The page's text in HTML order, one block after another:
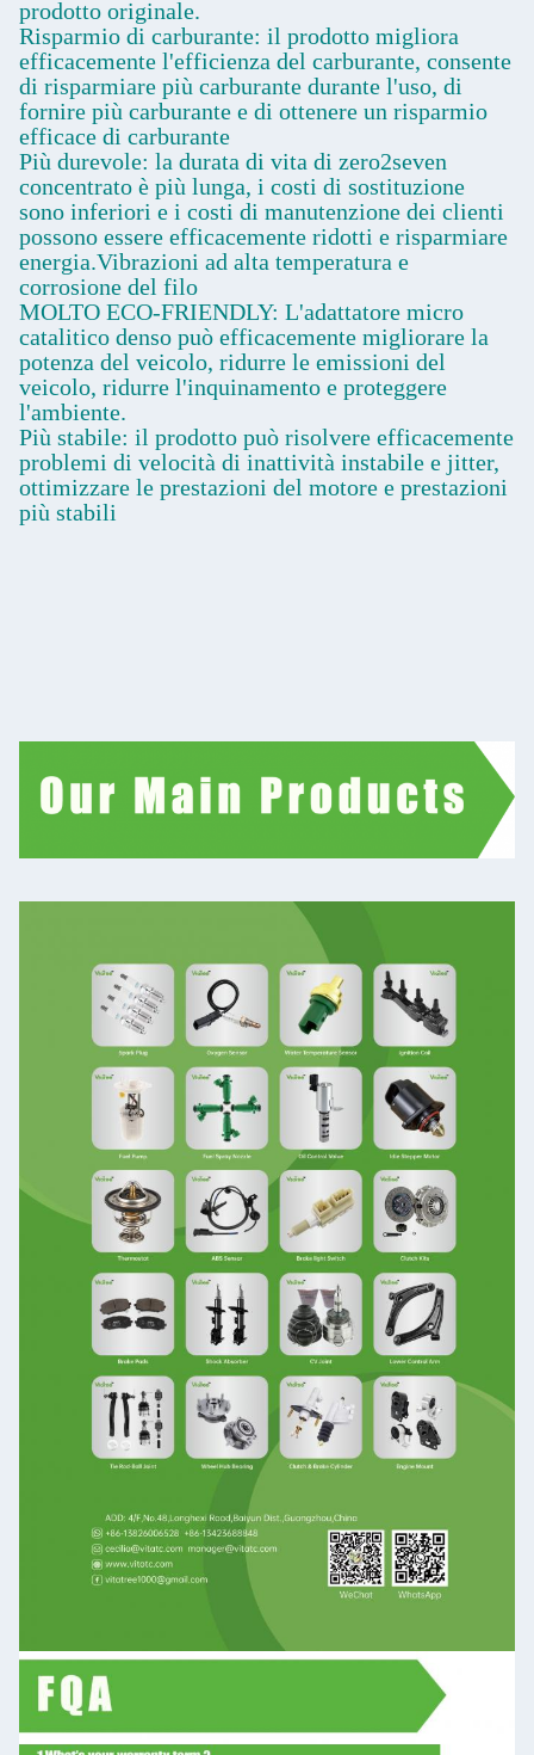
prodotto originale.
Risparmio di carburante: il prodotto migliora
efficacemente l'efficienza del carburante, consente
di risparmiare più carburante durante l'uso, di
fornire più carburante e di ottenere un risparmio
efficace di carburante
Più durevole: la durata di vita di zero2seven
concentrato è più lunga, i costi di sostituzione
sono inferiori e i costi di manutenzione dei clienti
possono essere efficacemente ridotti e risparmiare
energia.Vibrazioni ad alta temperatura e
corrosione del filo
MOLTO ECO-FRIENDLY: L'adattatore micro
catalitico denso può efficacemente migliorare la
potenza del veicolo, ridurre le emissioni del
veicolo, ridurre l'inquinamento e proteggere
l'ambiente.
Più stabile: il prodotto può risolvere efficacemente
problemi di velocità di inattività instabile e jitter,
ottimizzare le prestazioni del motore e prestazioni
più stabili